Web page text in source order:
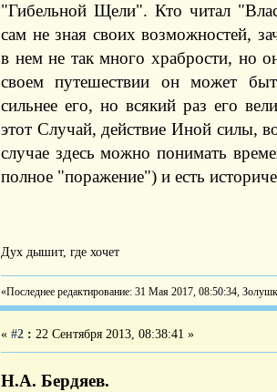
"Гибельной Щели". Кто читал
сам не зная своих возможностей,
в нем не так много храбрости, но
своем путешествии он может
сильнее его, но всякий раз его
этот Случай, действие Иной силы,
случае здесь можно понимать
полное "поражение") и есть
Дух дышит, где хочет
«Последнее редактирование: 31 Мая 2017, 08:50:34,
« #2 : 22 Сентября 2013, 08:38:41 »
Н.А. Бердяев.